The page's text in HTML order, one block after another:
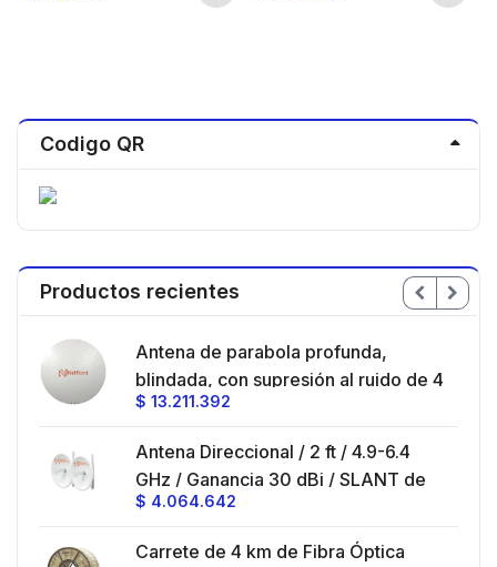
Codigo QR
Productos recientes
Antena de parabola profunda,
blindada, con supresión al ruido de 4
ft, 5.9-7.2 GHz, Ganancia 36 dBi con
hasta 80 km, Conectores N-hembra,
montaje con alineación milimétrica.
$ 13.211.392
Antena Direccional / 2 ft / 4.9-6.4
GHz / Ganancia 30 dBi / SLANT de
45 ° y 90 ° / Conector N-Hembra /
Montaje y jumpers incluidos.
$ 4.064.642
Carrete de 4 km de Fibra Óptica